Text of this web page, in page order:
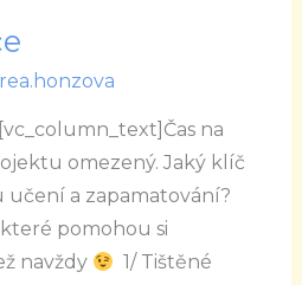
na
omezený. Jaký klíč
a zapamatování?
pomohou si
navždy
1/ Tištěné